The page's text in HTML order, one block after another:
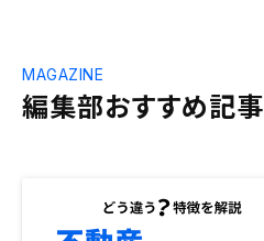
編集部おすすめ記事
MAGAZINE